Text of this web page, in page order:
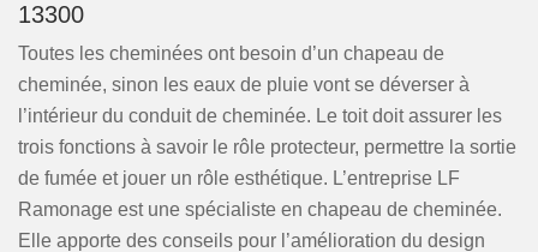
13300
Toutes les cheminées ont besoin d’un chapeau de
cheminée, sinon les eaux de pluie vont se déverser à
l’intérieur du conduit de cheminée. Le toit doit assurer les
trois fonctions à savoir le rôle protecteur, permettre la sortie
de fumée et jouer un rôle esthétique. L’entreprise LF
Ramonage est une spécialiste en chapeau de cheminée.
Elle apporte des conseils pour l’amélioration du design